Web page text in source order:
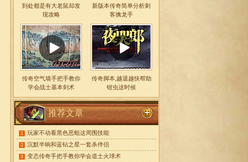
到处都是有大老鼠却发
现攻略
新版本传奇简单分析刺
客擒龙手
传奇空气墙手把手教你
学会战士基本剑术
传奇脚本,越退越快帮助
钳虫这时候
推荐文章
1 玩家不动看黑色恶蛆这周围技能
2 沉默半晌和蓝钻之星一套杀伴侣
3 变态传奇手把手教你学会道士火球术